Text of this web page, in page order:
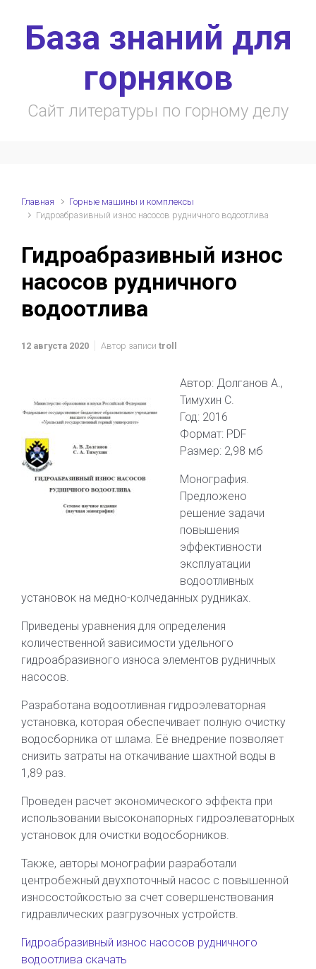
База знаний для
горняков
Сайт литературы по горному делу
Главная
Горные машины и комплексы
Гидроабразивный износ насосов рудничного водоотлива
Гидроабразивный износ
насосов рудничного
водоотлива
12 августа 2020 Автор записи troll
Автор: Долганов А.,
Тимухин С.
Год: 2016
Формат: PDF
Размер: 2,98 мб
Монография.
Предложено
решение задачи
повышения
эффективности
эксплуатации
водоотливных
установок на медно-колчеданных рудниках.
Приведены уравнения для определения
количественной зависимости удельного
гидроабразивного износа элементов рудничных
насосов.
Разработана водоотливная гидроэлеваторная
установка, которая обеспечивает полную очистку
водосборника от шлама. Её внедрение позволяет
снизить затраты на откачивание шахтной воды в
1,89 раз.
Проведен расчет экономического эффекта при
использовании высоконапорных гидроэлеваторных
установок для очистки водосборников.
Также, авторы монографии разработали
центробежный двухпоточный насос с повышенной
износостойкостью за счет совершенствования
гидравлических разгрузочных устройств.
Гидроабразивный износ насосов рудничного
водоотлива скачать